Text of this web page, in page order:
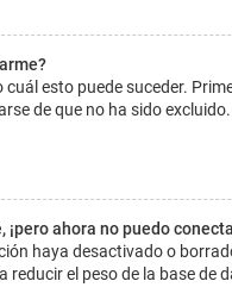
esto puede suceder.
de que no ha sido
ahora no puedo
haya desactivado o
el peso de la base de